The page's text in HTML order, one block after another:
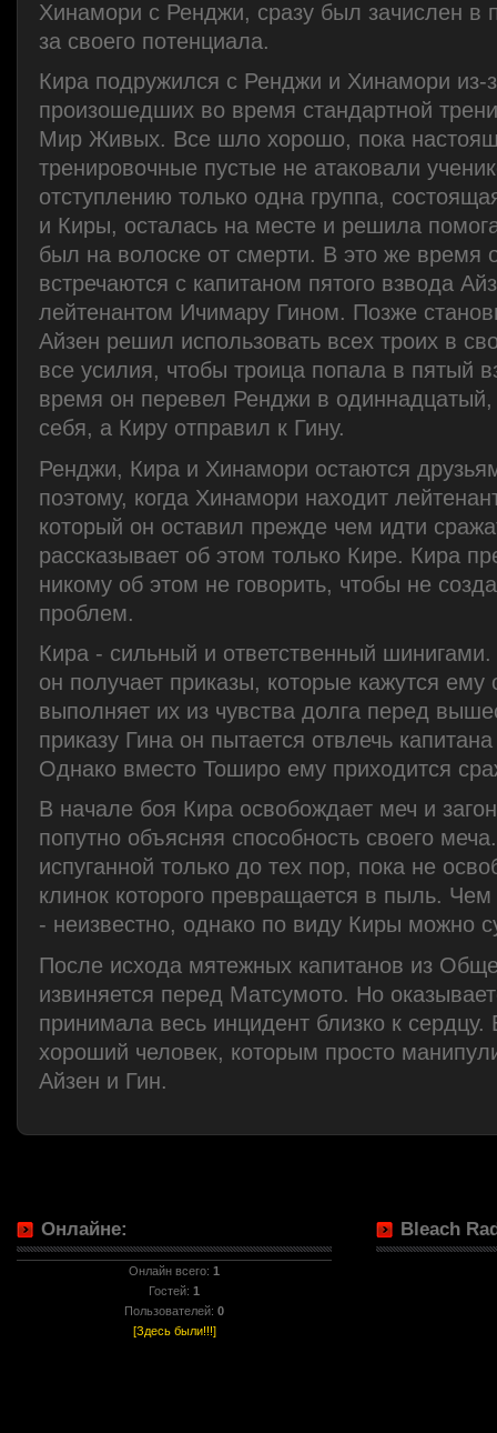
Хинамори с Ренджи, сразу был зачислен в
за своего потенциала.
Кира подружился с Ренджи и Хинамори из-
произошедших во время стандартной
Мир Живых. Все шло хорошо, пока
тренировочные пустые не атаковали
отступлению только одна группа,
и Киры, осталась на месте и решила
был на волоске от смерти. В это же время
встречаются с капитаном пятого взвода
лейтенантом Ичимару Гином. Позже
Айзен решил использовать всех троих в
все усилия, чтобы троица попала в пятый
время он перевел Ренджи в
себя, а Киру отправил к Гину.
Ренджи, Кира и Хинамори остаются
поэтому, когда Хинамори находит
который он оставил прежде чем идти
рассказывает об этом только Кире. Кира
никому об этом не говорить, чтобы не
проблем.
Кира - сильный и ответственный
он получает приказы, которые кажутся
выполняет их из чувства долга перед
приказу Гина он пытается отвлечь
Однако вместо Тоширо ему приходится
В начале боя Кира освобождает меч и
попутно объясняя способность своего
испуганной только до тех пор, пока не
клинок которого превращается в пыль.
- неизвестно, однако по виду Киры можно
После исхода мятежных капитанов из
извиняется перед Матсумото. Но
принимала весь инцидент близко к
хороший человек, которым просто
Айзен и Гин.
Онлайне:
Онлайн всего: 1
Гостей: 1
Пользователей: 0
[Здесь были!!!]
Bleach